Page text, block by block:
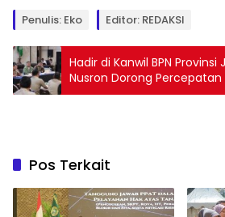
Penulis: Eko Editor: REDAKSI
Hadir di Kanwil BPN
Nusron Dorong Percepatan
Masalah Pertanahan
Pos Terkait